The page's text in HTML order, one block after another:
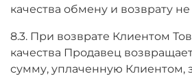
качества обмену и возврату
8.3. При возврате Клиентом
качества Продавец
сумму, уплаченную Клиентом,